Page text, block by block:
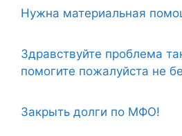
Нужна материальная
Здравствуйте проблема
помогите пожалуйста не
Закрыть долги по МФО!